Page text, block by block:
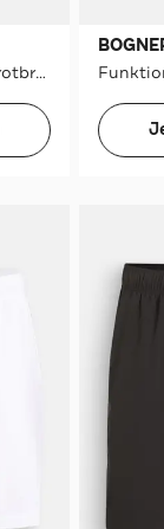
Leinen-Shorts 'Baie' rotbraun